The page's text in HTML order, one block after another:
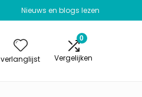
Nieuws en blogs lezen
verlanglijst
0
Vergelijken